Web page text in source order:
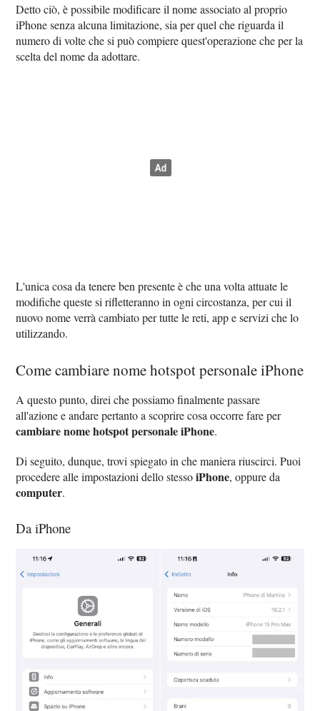
Detto ciò, è possibile modificare il nome associato al proprio
iPhone senza alcuna limitazione, sia per quel che riguarda il
numero di volte che si può compiere quest'operazione che per la
scelta del nome da adottare.
L'unica cosa da tenere ben presente è che una volta attuate le
modifiche queste si rifletteranno in ogni circostanza, per cui il
nuovo nome verrà cambiato per tutte le reti, app e servizi che lo
utilizzando.
Come cambiare nome hotspot personale iPhone
A questo punto, direi che possiamo finalmente passare
all'azione e andare pertanto a scoprire cosa occorre fare per
cambiare nome hotspot personale iPhone.
Di seguito, dunque, trovi spiegato in che maniera riuscirci. Puoi
procedere alle impostazioni dello stessoiPhone, oppure da
computer.
Da iPhone